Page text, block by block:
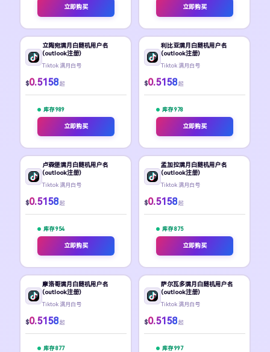
立即购买 立即购买
立陶宛满月白随机用户名
(outlook注册)
Tiktok 满月白号
$0.5158 起
库存 989
立即购买
利比亚满月白随机用户名
(outlook注册)
Tiktok 满月白号
$0.5158 起
库存 978
立即购买
卢森堡满月白随机用户名
(outlook注册)
Tiktok 满月白号
$0.5158 起
库存 954
立即购买
孟加拉满月白随机用户名
(outlook注册)
Tiktok 满月白号
$0.5158 起
库存 875
立即购买
摩洛哥满月白随机用户名
(outlook注册)
Tiktok 满月白号
$0.5158 起
库存 877
萨尔瓦多满月白随机用户名
(outlook注册)
Tiktok 满月白号
$0.5158 起
库存 997